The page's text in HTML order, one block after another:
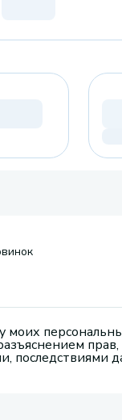
моих
последствиями